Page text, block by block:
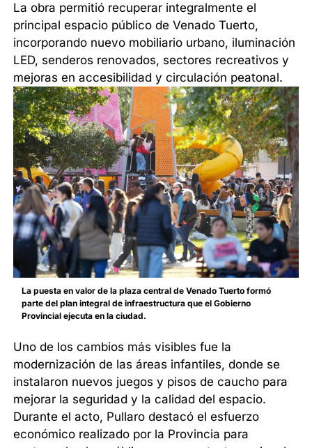
La obra permitió recuperar integralmente el
principal espacio público de Venado Tuerto,
incorporando nuevo mobiliario urbano, iluminación
LED, senderos renovados, sectores recreativos y
mejoras en accesibilidad y circulación peatonal.
La puesta en valor de la plaza central de Venado Tuerto formó
parte del plan integral de infraestructura que el Gobierno
Provincial ejecuta en la ciudad.
Uno de los cambios más visibles fue la
modernización de las áreas infantiles, donde se
instalaron nuevos juegos y pisos de caucho para
mejorar la seguridad y la calidad del espacio.
Durante el acto, Pullaro destacó el esfuerzo
económico realizado por la Provincia para